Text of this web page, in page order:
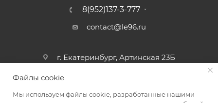
8(952)137-3-777
contact@le96.ru
г. Екатеринбург, Артинская 23Б
Файлы cookie
Мы используем файлы cookie, разработанные нашими